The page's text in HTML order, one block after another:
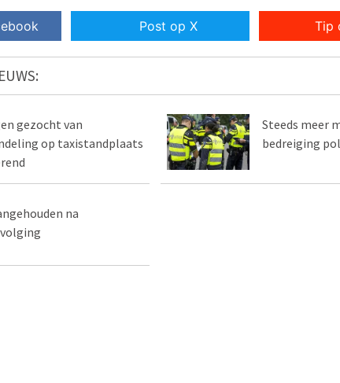
Post op X Tip
gezocht van
op taxistandplaats
Steeds meer
bedreiging
na